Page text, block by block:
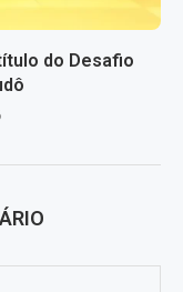
do Desafio